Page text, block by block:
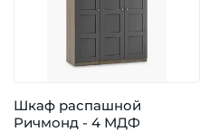
Шкаф распашной
Ричмонд - 4 МДФ